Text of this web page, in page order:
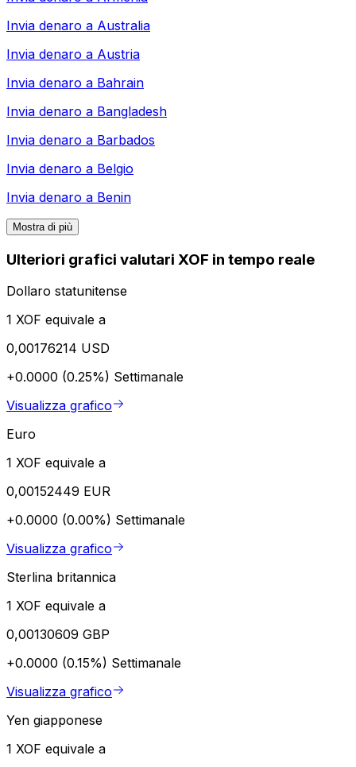
Invia denaro a Australia
Invia denaro a Austria
Invia denaro a Bahrain
Invia denaro a Bangladesh
Invia denaro a Barbados
Invia denaro a Belgio
Invia denaro a Benin
Mostra di più
Ulteriori grafici valutari XOF in tempo reale
Dollaro statunitense
1 XOF equivale a
0,00176214 USD
+0.0000 (0.25%) Settimanale
Visualizza grafico
Euro
1 XOF equivale a
0,00152449 EUR
+0.0000 (0.00%) Settimanale
Visualizza grafico
Sterlina britannica
1 XOF equivale a
0,00130609 GBP
+0.0000 (0.15%) Settimanale
Visualizza grafico
Yen giapponese
1 XOF equivale a